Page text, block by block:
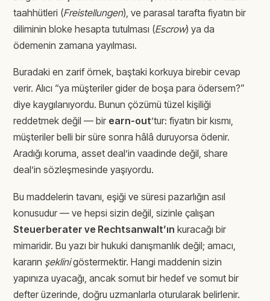
taahhütleri (Freistellungen), ve parasal tarafta fiyatın bir
diliminin bloke hesapta tutulması (Escrow) ya da
ödemenin zamana yayılması.
Buradaki en zarif örnek, baştaki korkuya birebir cevap
verir. Alıcı “ya müşteriler gider de boşa para ödersem?”
diye kaygılanıyordu. Bunun çözümü tüzel kişiliği
reddetmek değil — bir earn-out’tur: fiyatın bir kısmı,
müşteriler belli bir süre sonra hâlâ duruyorsa ödenir.
Aradığı koruma, asset deal’in vaadinde değil, share
deal’in sözleşmesinde yaşıyordu.
Bu maddelerin tavanı, eşiği ve süresi pazarlığın asıl
konusudur — ve hepsi sizin değil, sizinle çalışan
Steuerberater ve Rechtsanwalt’ın kuracağı bir
mimaridir. Bu yazı bir hukuki danışmanlık değil; amacı,
kararın şeklinigöstermektir. Hangi maddenin sizin
yapınıza uyacağı, ancak somut bir hedef ve somut bir
defter üzerinde, doğru uzmanlarla oturularak belirlenir.